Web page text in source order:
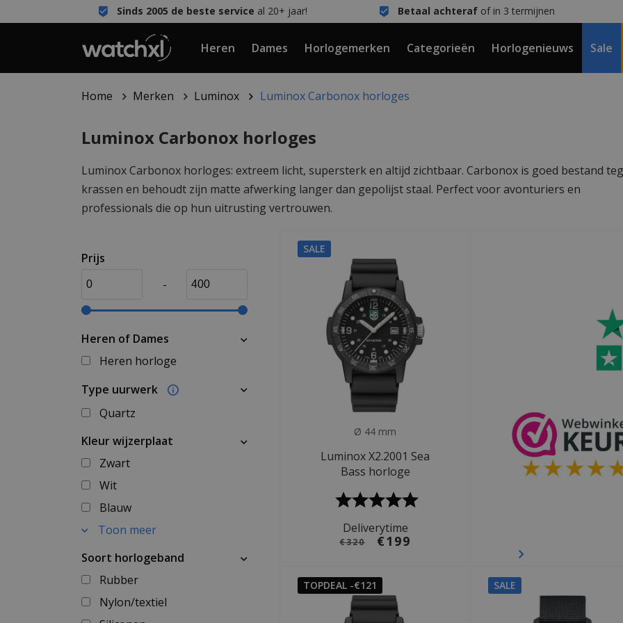
Sinds 2005 de beste service al 20+ jaar! Betaal achterafof in 3 termijnen
Heren Dames Horlogemerken Categorieën Horlogenieuws Sale
Home Merken Luminox Luminox Carbonox horloges
Luminox Carbonox horloges
Luminox Carbonox horloges: extreem licht, supersterk en altijd zichtbaar. Carbonox is goed bestand
krassen en behoudt zijn matte afwerking langer dan gepolijst staal. Perfect voor avonturiers en
professionals die op hun uitrusting vertrouwen.
Prijs
-
Heren of Dames
Heren horloge
Type uurwerk
Quartz
Kleur wijzerplaat
Zwart
Wit
Blauw
Toon meer
Soort horlogeband
Rubber
Nylon/textiel
SALE
Ø 44 mm
Luminox X2.2001 Sea
Bass horloge
Deliverytime
€320 €199
TOPDEAL -€121 SALE